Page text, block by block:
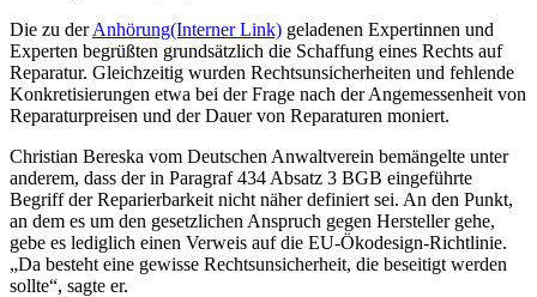
Die zu derAnhörung(Interner Link) geladenen Expertinnen und
Experten begrüßten grundsätzlich die Schaffung eines Rechts auf
Reparatur. Gleichzeitig wurden Rechtsunsicherheiten und fehlende
Konkretisierungen etwa bei der Frage nach der Angemessenheit von
Reparaturpreisen und der Dauer von Reparaturen moniert.
Christian Bereska vom Deutschen Anwaltverein bemängelte unter
anderem, dass der in Paragraf 434 Absatz 3 BGB eingeführte
Begriff der Reparierbarkeit nicht näher definiert sei. An den Punkt,
an dem es um den gesetzlichen Anspruch gegen Hersteller gehe,
gebe es lediglich einen Verweis auf die EU-Ökodesign-Richtlinie.
„Da besteht eine gewisse Rechtsunsicherheit, die beseitigt werden
sollte“, sagte er.